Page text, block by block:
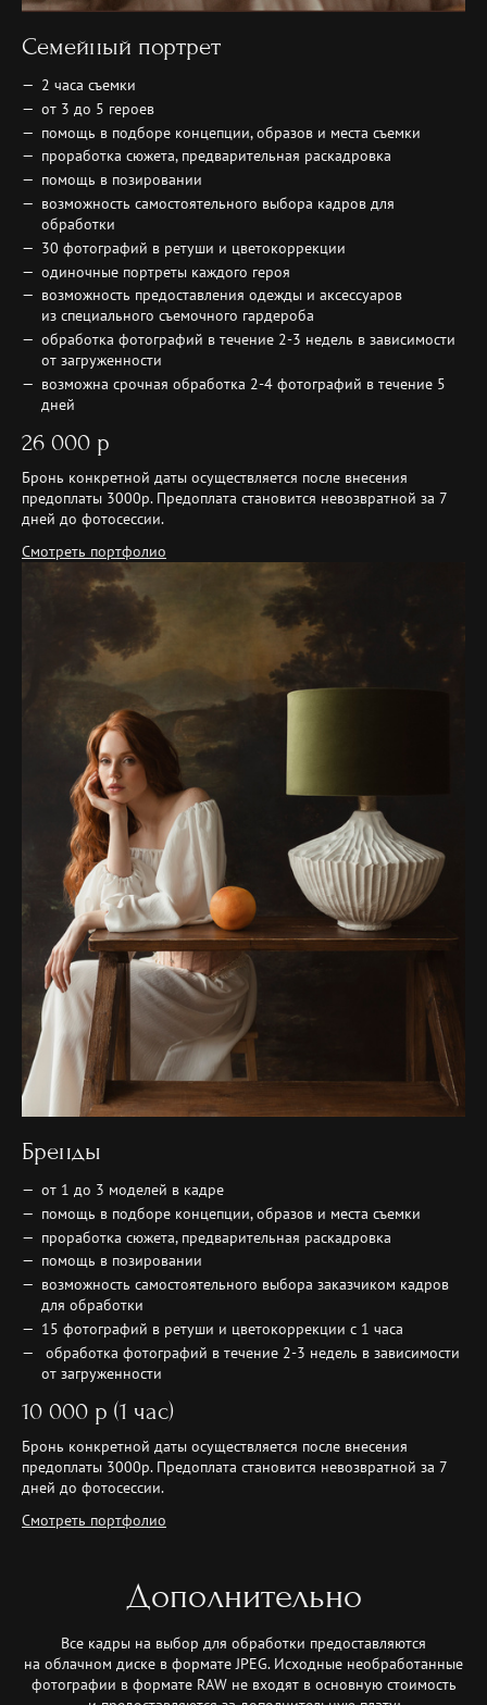
Семейный портрет
2 часа съемки
от 3 до 5 героев
помощь в подборе концепции, образов и места съемки
проработка сюжета, предварительная раскадровка
помощь в позировании
возможность самостоятельного выбора кадров для
обработки
30 фотографий в ретуши и цветокоррекции
одиночные портреты каждого героя
возможность предоставления одежды и аксессуаров
из специального съемочного гардероба
обработка фотографий в течение 2-3 недель в зависимости
от загруженности
возможна срочная обработка 2-4 фотографий в течение 5
дней
26 000 р
Бронь конкретной даты осуществляется после внесения
предоплаты 3000р. Предоплата становится невозвратной за 7
дней до фотосессии.
Смотреть портфолио
Бренды
от 1 до 3 моделей в кадре
помощь в подборе концепции, образов и места съемки
проработка сюжета, предварительная раскадровка
помощь в позировании
возможность самостоятельного выбора заказчиком кадров
для обработки
15 фотографий в ретуши и цветокоррекции с 1 часа
обработка фотографий в течение 2-3 недель в зависимости
от загруженности
10 000 р (1 час)
Бронь конкретной даты осуществляется после внесения
предоплаты 3000р. Предоплата становится невозвратной за 7
дней до фотосессии.
Смотреть портфолио
Дополнительно
Все кадры на выбор для обработки предоставляются
на облачном диске в формате JPEG. Исходные необработанные
фотографии в формате RAW не входят в основную стоимость